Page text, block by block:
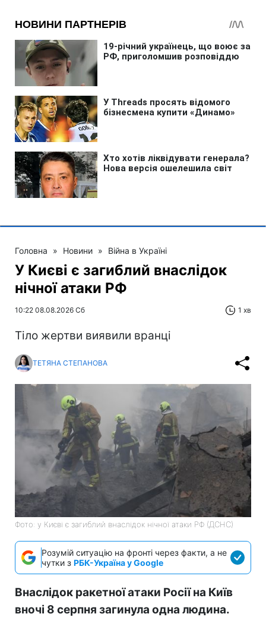
Головна » Новини » Війна в Україні
У Києві є загиблий внаслідок
нічної атаки РФ
10:22 08.08.2026 Сб 1 хв
Тіло жертви виявили вранці
ТЕТЯНА СТЕПАНОВА
Фото: у Києві є загиблий внаслідок нічної атаки РФ (ДСНС)
Розумій ситуацію на фронті через факти, а не
чутки з РБК-Україна у Google
Внаслідок ракетної атаки Росії на Київ
вночі 8 серпня загинула одна людина.